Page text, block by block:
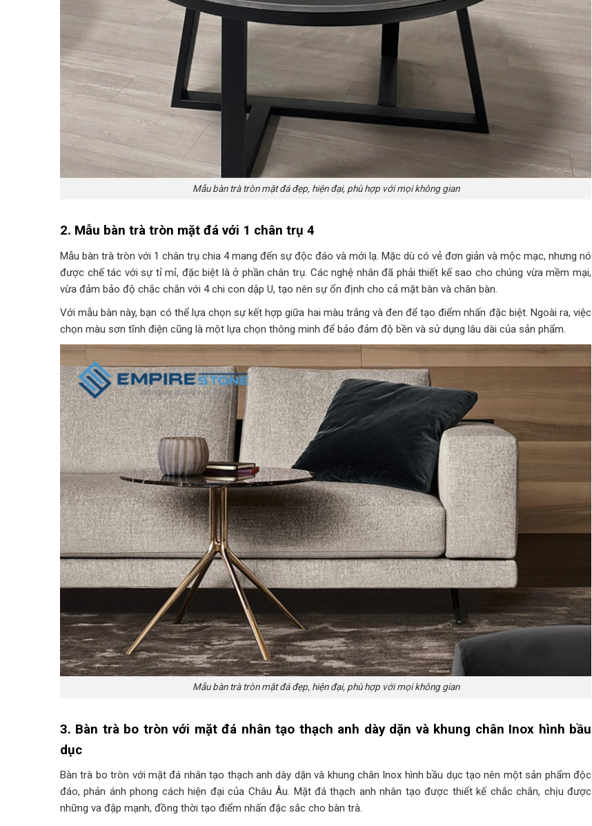
Mẫu bàn trà tròn mặt đá đẹp, hiện đại, phù hợp với mọi không gian
2. Mẫu bàn trà tròn mặt đá với 1 chân trụ 4
Mẫu bàn trà tròn với 1 chân trụ chia 4 mang đến sự độc đáo và mới lạ. Mặc dù có vẻ đơn giản và mộc mạc, nhưng nó
được chế tác với sự tỉ mỉ, đặc biệt là ở phần chân trụ. Các nghệ nhân đã phải thiết kế sao cho chúng vừa mềm mại,
vừa đảm bảo độ chắc chắn với 4 chi con dập U, tạo nên sự ổn định cho cả mặt bàn và chân bàn.
Với mẫu bàn này, bạn có thể lựa chọn sự kết hợp giữa hai màu trắng và đen để tạo điểm nhấn đặc biệt. Ngoài ra, việc
chọn màu sơn tĩnh điện cũng là một lựa chọn thông minh để bảo đảm độ bền và sử dụng lâu dài của sản phẩm.
Mẫu bàn trà tròn mặt đá đẹp, hiện đại, phù hợp với mọi không gian
3. Bàn trà bo tròn với mặt đá nhân tạo thạch anh dày dặn và khung chân Inox hình bầu
dục
Bàn trà bo tròn với mặt đá nhân tạo thạch anh dày dặn và khung chân Inox hình bầu dục tạo nên một sản phẩm độc
đáo, phản ánh phong cách hiện đại của Châu Âu. Mặt đá thạch anh nhân tạo được thiết kế chắc chắn, chịu được
những va đập mạnh, đồng thời tạo điểm nhấn đặc sắc cho bàn trà.